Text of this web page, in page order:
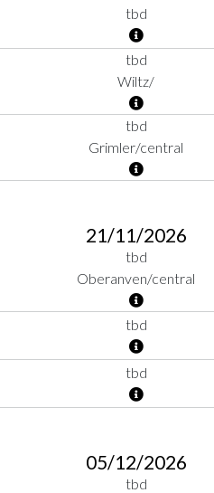
tbd
tbd
Wiltz/
tbd
Grimler/central
21/11/2026
tbd
Oberanven/central
tbd
tbd
05/12/2026
tbd